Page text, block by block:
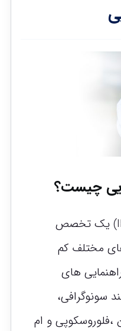
ایی چیست؟
رادیولوژی مداخله ای (IR) یک تخصص
مختلف کم
های
سونوگرافی،
و ام